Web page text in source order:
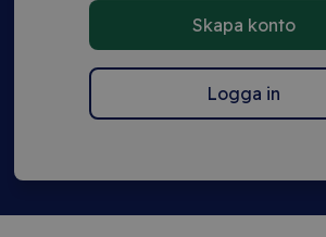
Skapa konto
Logga in